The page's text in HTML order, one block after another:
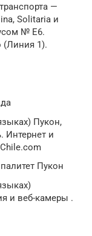
—
Solitaria и
№ Е6.
(Линия 1).
Пукон,
Интернет и
Пукон
и веб-камеры .